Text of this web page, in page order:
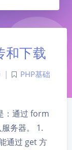
Serif Serif
和下载
|
PHP基础
：通过 form
务器。 1.
通过 get 方